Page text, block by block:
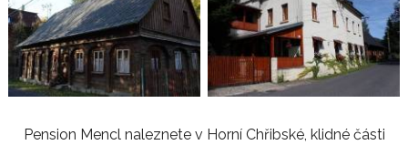
Pension Mencl naleznete v Horní Chřibské, klidné části